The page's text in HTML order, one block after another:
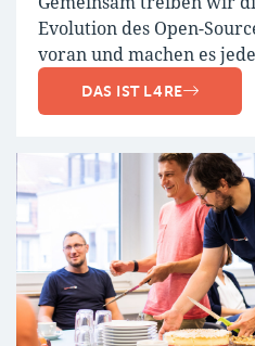
Evolution des Open-
voran und machen es
DAS IST L4RE